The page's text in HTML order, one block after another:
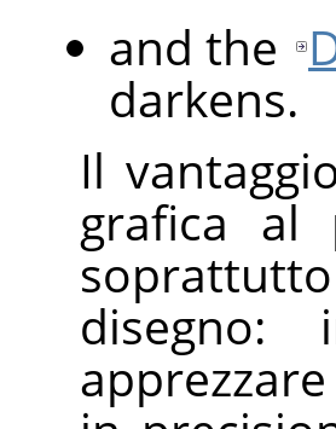
and the
darkens.
Il
grafica al